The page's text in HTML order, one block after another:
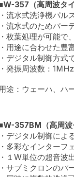
357（高周波タ
・流水式洗浄機パル
・流水式のためパー
・枚葉処理が可能で
・用途に合わせた豊
・デジタル制御方式
・発振周波数：
途：ウェーハ、ハ
357BM（高周波
・デジタル制御によ
・多彩なインターフ
・１W単位の超音波
・サブミクロンのパ